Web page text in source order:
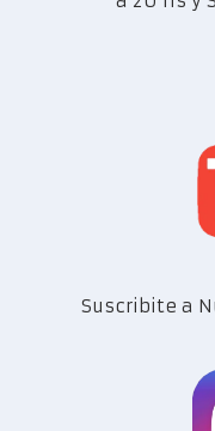
Suscribite a